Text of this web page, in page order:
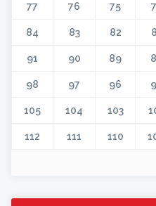
75
76
77
82
83
84
89
90
91
96
97
98
103
104
105
110
111
112